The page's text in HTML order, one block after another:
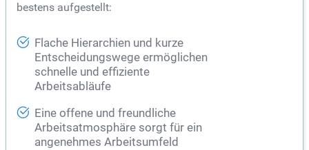
bestens aufgestellt:
Flache Hierarchien und kurze
Entscheidungswege ermöglichen
schnelle und effiziente
Arbeitsabläufe
Eine offene und freundliche
Arbeitsatmosphäre sorgt für ein
angenehmes Arbeitsumfeld